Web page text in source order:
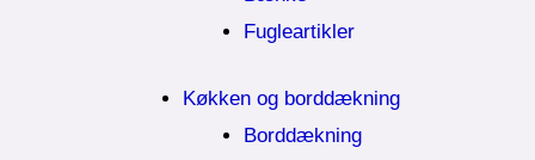
Fugleartikler
Køkken og borddækning
Borddækning